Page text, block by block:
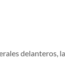
delanteros,